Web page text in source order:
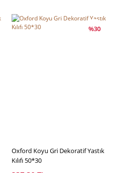
%30
Oxford Koyu Gri Dekoratif Yastık
Kılıfı 50*30